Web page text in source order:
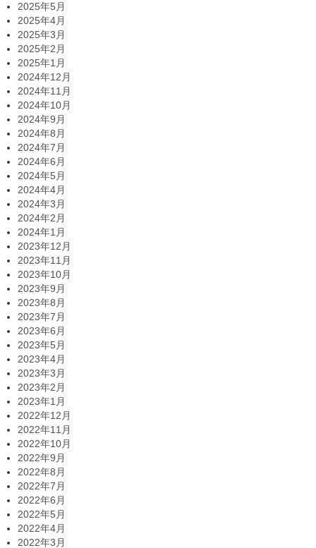
2025年5月
2025年4月
2025年3月
2025年2月
2025年1月
2024年12月
2024年11月
2024年10月
2024年9月
2024年8月
2024年7月
2024年6月
2024年5月
2024年4月
2024年3月
2024年2月
2024年1月
2023年12月
2023年11月
2023年10月
2023年9月
2023年8月
2023年7月
2023年6月
2023年5月
2023年4月
2023年3月
2023年2月
2023年1月
2022年12月
2022年11月
2022年10月
2022年9月
2022年8月
2022年7月
2022年6月
2022年5月
2022年4月
2022年3月